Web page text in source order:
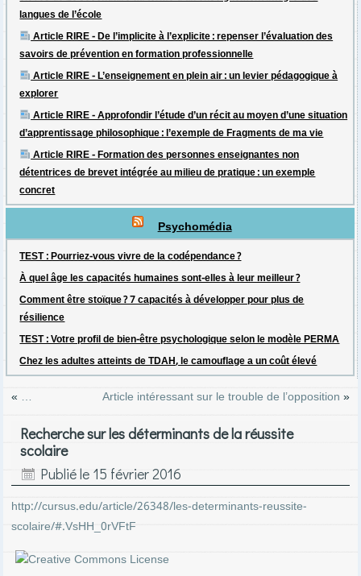
langues de l’école
Article RIRE - De l’implicite à l’explicite : repenser l’évaluation des
savoirs de prévention en formation professionnelle
Article RIRE - L’enseignement en plein air : un levier pédagogique à
explorer
Article RIRE - Approfondir l’étude d’un récit au moyen d’une situation
d’apprentissage philosophique : l’exemple de Fragments de ma vie
Article RIRE - Formation des personnes enseignantes non
détentrices de brevet intégrée au milieu de pratique : un exemple
concret
Psychomédia
TEST : Pourriez-vous vivre de la codépendance ?
À quel âge les capacités humaines sont-elles à leur meilleur ?
Comment être stoïque ? 7 capacités à développer pour plus de
résilience
TEST : Votre profil de bien-être psychologique selon le modèle PERMA
Chez les adultes atteints de TDAH, le camouflage a un coût élevé
« … Article intéressant sur le trouble de l’opposition »
Recherche sur les déterminants de la réussite
scolaire
Publié le 15 février 2016
http://cursus.edu/article/26348/les-determinants-reussite-
scolaire/#.VsHH_0rVFtF